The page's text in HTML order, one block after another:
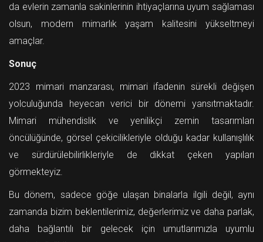
da evlerin zamanla sakinlerinin ihtiyaçlarına uyum sağlaması
olsun, modern mimarlık yaşam kalitesini yükseltmeyi
amaçlar.
Sonuç
2023 mimari manzarası, mimari ifadenin sürekli değişen
yolculuğunda heyecan verici bir dönemi yansıtmaktadır.
Mimari mühendislik ve yenilikçi zemin tasarımları
öncülüğünde, görsel çekicilikleriyle olduğu kadar kullanışlılık
ve sürdürülebilirlikleriyle de dikkat çeken yapıları
görmekteyiz.
Bu dönem, sadece göğe ulaşan binalarla ilgili değil, aynı
zamanda bizim beklentilerimiz, değerlerimiz ve daha parlak,
daha bağlantılı bir gelecek için umutlarımızla uyumlu